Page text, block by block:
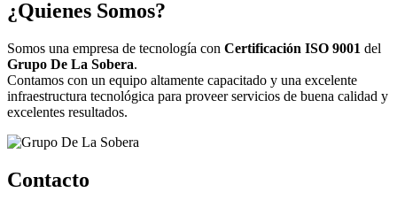
¿Quienes Somos?
Somos una empresa de tecnología con Certificación ISO 9001 del
Grupo De La Sobera.
Contamos con un equipo altamente capacitado y una excelente
infraestructura tecnológica para proveer servicios de buena calidad y
excelentes resultados.
Contacto